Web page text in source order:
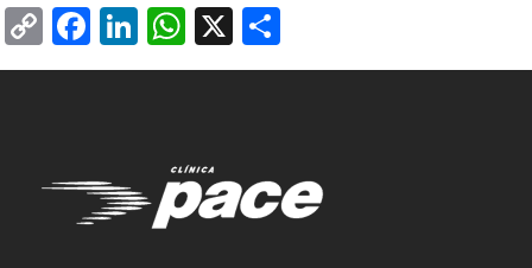
Copy
Link
Facebook
LinkedIn
WhatsApp
X